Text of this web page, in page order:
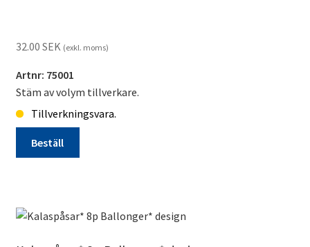
32.00 SEK (exkl. moms)
Artnr: 75001
Stäm av volym tillverkare.
Tillverkningsvara.
Beställ
tillverkningsvara